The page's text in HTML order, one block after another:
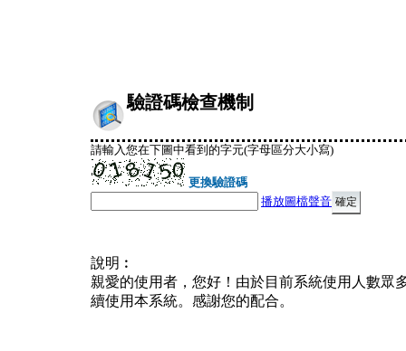
驗證碼檢查機制
請輸入您在下圖中看到的字元(字母區分大小寫)
更換驗證碼
播放圖檔聲音
說明︰
親愛的使用者，您好！由於目前系統使用人數眾
續使用本系統。感謝您的配合。